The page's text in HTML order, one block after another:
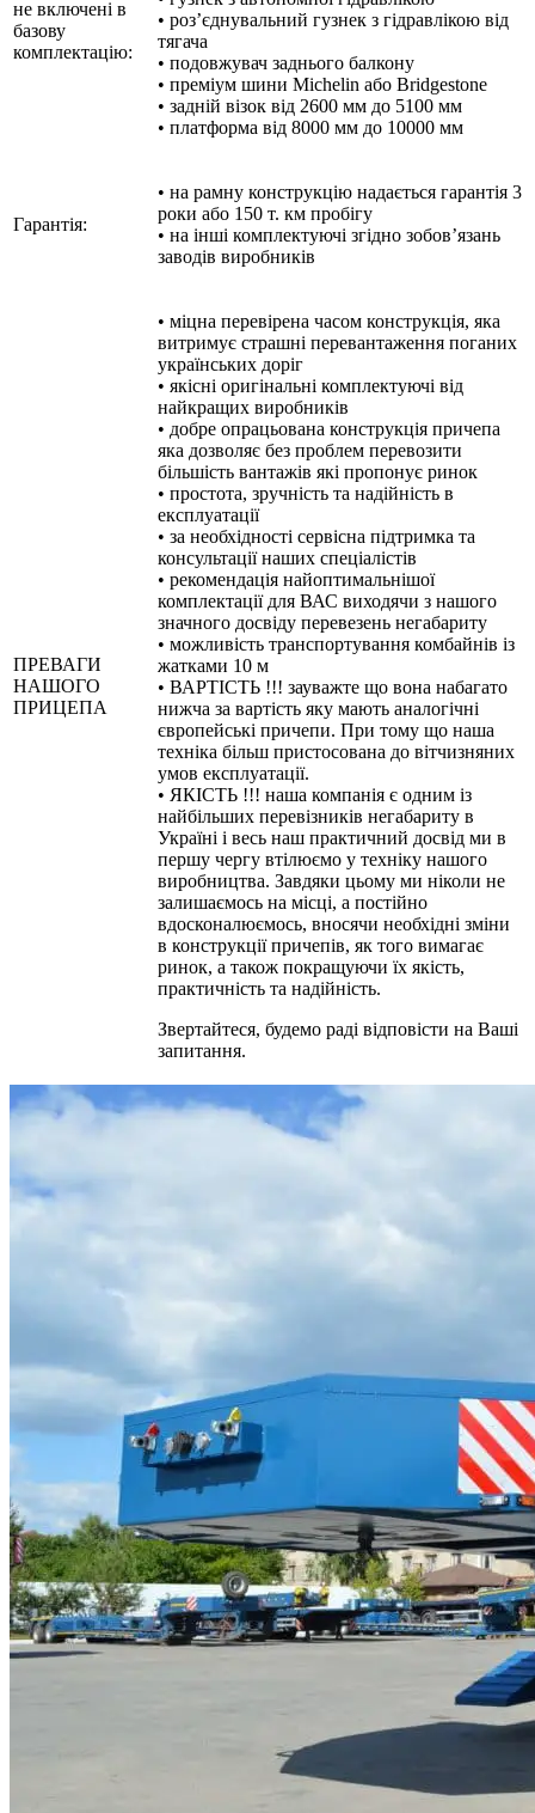
не включені в
базову
комплектацію:
• роз’єднувальний гузнек з гідравлікою від
тягача
• подовжувач заднього балкону
• преміум шини Michelin або Bridgestone
• задній візок від 2600 мм до 5100 мм
• платформа від 8000 мм до 10000 мм
Гарантія:
• на рамну конструкцію надається гарантія 3
роки або 150 т. км пробігу
• на інші комплектуючі згідно зобов’язань
заводів виробників
ПРЕВАГИ
НАШОГО
ПРИЦЕПА
• міцна перевірена часом конструкція, яка
витримує страшні перевантаження поганих
українських доріг
• якісні оригінальні комплектуючі від
найкращих виробників
• добре опрацьована конструкція причепа
яка дозволяє без проблем перевозити
більшість вантажів які пропонує ринок
• простота, зручність та надійність в
експлуатації
• за необхідності сервісна підтримка та
консультації наших спеціалістів
• рекомендація найоптимальнішої
комплектації для ВАС виходячи з нашого
значного досвіду перевезень негабариту
• можливість транспортування комбайнів із
жатками 10 м
• ВАРТІСТЬ !!! зауважте що вона набагато
нижча за вартість яку мають аналогічні
європейські причепи. При тому що наша
техніка більш пристосована до вітчизняних
умов експлуатації.
• ЯКІСТЬ !!! наша компанія є одним із
найбільших перевізників негабариту в
Україні і весь наш практичний досвід ми в
першу чергу втілюємо у техніку нашого
виробництва. Завдяки цьому ми ніколи не
залишаємось на місці, а постійно
вдосконалюємось, вносячи необхідні зміни
в конструкції причепів, як того вимагає
ринок, а також покращуючи їх якість,
практичність та надійність.
Звертайтеся, будемо раді відповісти на Ваші
запитання.